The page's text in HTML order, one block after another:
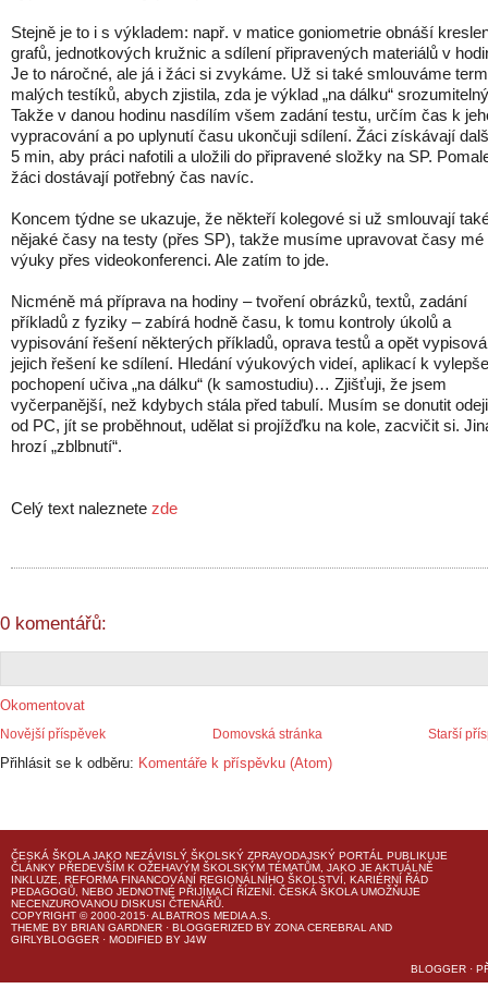
Stejně je to i s výkladem: např. v matice goniometrie obnáší
grafů, jednotkových kružnic a sdílení připravených materiálů v
Je to náročné, ale já i žáci si zvykáme. Už si také smlouváme
malých testíků, abych zjistila, zda je výklad „na dálku“
Takže v danou hodinu nasdílím všem zadání testu, určím čas k
vypracování a po uplynutí času ukončuji sdílení. Žáci získávají
5 min, aby práci nafotili a uložili do připravené složky na SP.
žáci dostávají potřebný čas navíc.
Koncem týdne se ukazuje, že někteří kolegové si už smlouvají
nějaké časy na testy (přes SP), takže musíme upravovat časy mé
výuky přes videokonferenci. Ale zatím to jde.
Nicméně má příprava na hodiny – tvoření obrázků, textů, zadání
příkladů z fyziky – zabírá hodně času, k tomu kontroly úkolů a
vypisování řešení některých příkladů, oprava testů a opět
jejich řešení ke sdílení. Hledání výukových videí, aplikací k
pochopení učiva „na dálku“ (k samostudiu)… Zjišťuji, že jsem
vyčerpanější, než kdybych stála před tabulí. Musím se donutit
od PC, jít se proběhnout, udělat si projížďku na kole, zacvičit si.
hrozí „zblbnutí“.
Celý text naleznete zde
0 komentářů:
Okomentovat
Novější příspěvek Starší
Domovská stránka
Přihlásit se k odběru: Komentáře k příspěvku (Atom)
ČESKÁ ŠKOLA JAKO NEZÁVISLÝ ŠKOLSKÝ ZPRAVODAJSKÝ PORTÁL PUBLIKUJE
ČLÁNKY PŘEDEVŠÍM K OŽEHAVÝM ŠKOLSKÝM TÉMATŮM, JAKO JE AKTUÁLNĚ
INKLUZE, REFORMA FINANCOVÁNÍ REGIONÁLNÍHO ŠKOLSTVÍ, KARIÉRNÍ ŘÁD
PEDAGOGŮ, NEBO JEDNOTNÉ PŘIJÍMACÍ ŘÍZENÍ. ČESKÁ ŠKOLA UMOŽŇUJE
NECENZUROVANOU DISKUSI ČTENÁŘŮ.
COPYRIGHT © 2000-2015· ALBATROS MEDIA A.S.
THEME BY BRIAN GARDNER · BLOGGERIZED BY ZONA CEREBRAL AND
GIRLYBLOGGER · MODIFIED BY J4W
BLOGGER ·